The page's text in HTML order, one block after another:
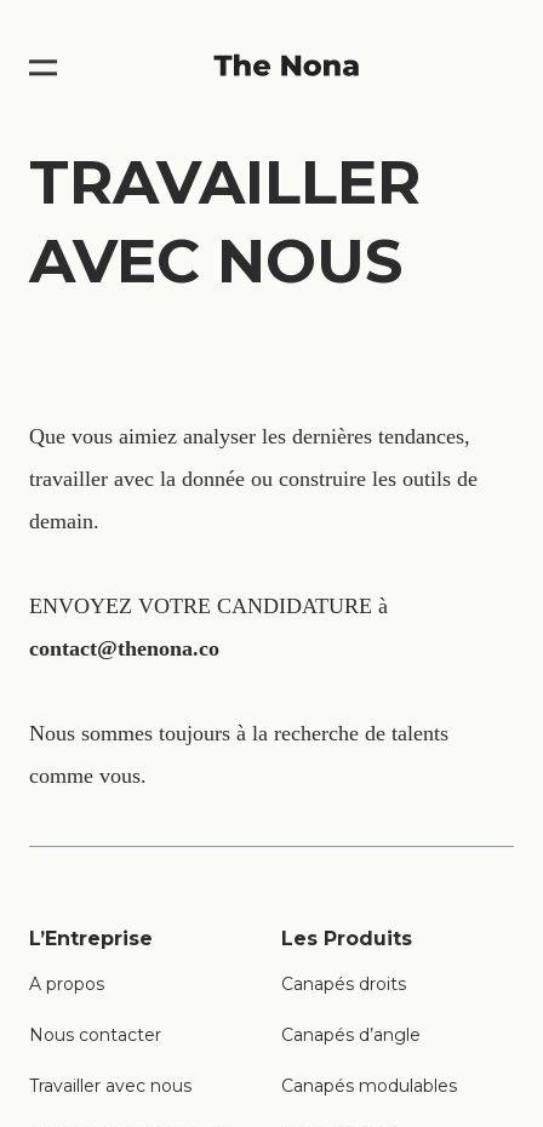
TRAVAILLER
AVEC NOUS
Que vous aimiez analyser les dernières tendances,
travailler avec la donnée ou construire les outils de
demain.
ENVOYEZ VOTRE CANDIDATURE à
contact@thenona.co
Nous sommes toujours à la recherche de talents
comme vous.
L’Entreprise
A propos
Nous contacter
Travailler avec nous
Les Produits
Canapés droits
Canapés d’angle
Canapés modulables